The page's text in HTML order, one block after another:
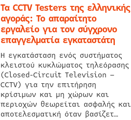
Τα CCTV Testers της ελληνικής
αγοράς: Το απαραίτητο
εργαλείο για τον σύγχρονο
επαγγελματία εγκαταστάτη
Η εγκατάσταση ενός συστήματος
κλειστού κυκλώματος τηλεόρασης
(Closed-Circuit Television –
CCTV) για την επιτήρηση
κρίσιμων και μη χώρων και
περιοχών θεωρείται ασφαλής και
αποτελεσματική όταν βασίζετ…